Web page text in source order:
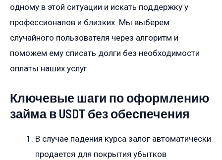
одному в этой ситуации и искать поддержку у
профессионалов и близких. Мы выберем
случайного пользователя через алгоритм и
поможем ему списать долги без необходимости
оплаты наших услуг.
Ключевые шаги по оформлению
займа в USDT без обеспечения
В случае падения курса залог автоматически
продается для покрытия убытков